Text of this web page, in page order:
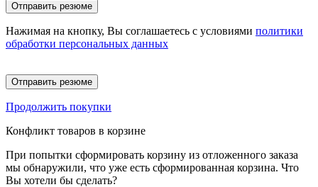
Отправить резюме
Нажимая на кнопку, Вы соглашаетесь с условиями политики
обработки персональных данных
Отправить резюме
Продолжить покупки
Конфликт товаров в корзине
При попытки сформировать корзину из отложенного заказа
мы обнаружили, что уже есть сформированная корзина. Что
Вы хотели бы сделать?